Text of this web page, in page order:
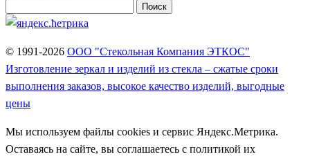
© 1991-2026 ООО "Стекольная Компания ЭТКОС"
Изготовление зеркал и изделий из стекла – сжатые сроки
выполнения заказов, высокое качество изделий, выгодные
цены
Мы используем файлы cookies и сервис Яндекс.Метрика.
Оставаясь на сайте, вы соглашаетесь с политикой их